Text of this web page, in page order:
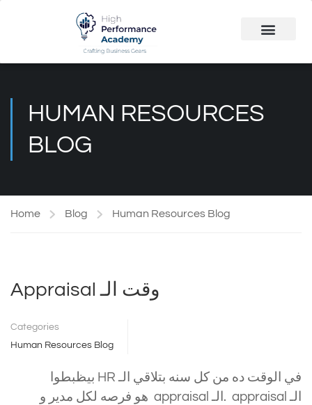
HUMAN RESOURCES
BLOG
Home Blog Human Resources Blog
Appraisal وقت الـ
Categories
Human Resources Blog
في الوقت ده من كل سنه بتلاقي الـ HR بيظبطوا
الـ appraisal .الـ appraisal هو فرصه لكل مدير و